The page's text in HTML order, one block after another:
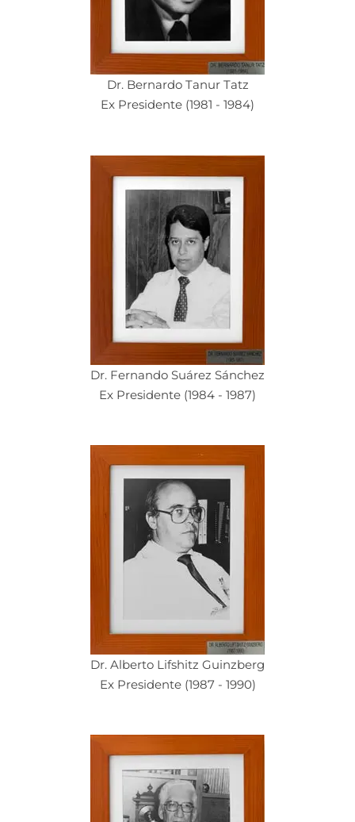
Dr. Bernardo Tanur Tatz
Ex Presidente (1981 - 1984)
Dr. Fernando Suárez Sánchez
Ex Presidente (1984 - 1987)
Dr. Alberto Lifshitz Guinzberg
Ex Presidente (1987 - 1990)